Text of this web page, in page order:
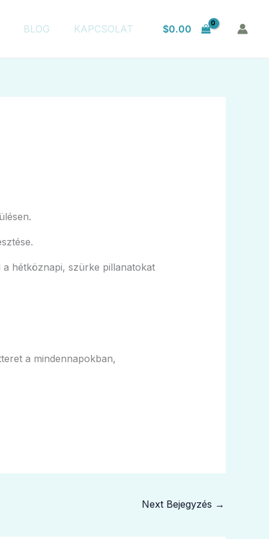
BLOG KAPCSOLAT $0.00
hétköznapi, szürke pillanatokat
a mindennapokban,
Next Bejegyzés →